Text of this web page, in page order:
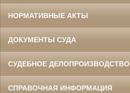
НОРМАТИВНЫЕ АКТЫ
ДОКУМЕНТЫ СУДА
СУДЕБНОЕ ДЕЛОПРОИЗВОДСТВО
СПРАВОЧНАЯ ИНФОРМАЦИЯ